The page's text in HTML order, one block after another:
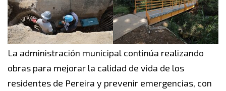
La administración municipal continúa realizando
obras para mejorar la calidad de vida de los
residentes de Pereira y prevenir emergencias, con